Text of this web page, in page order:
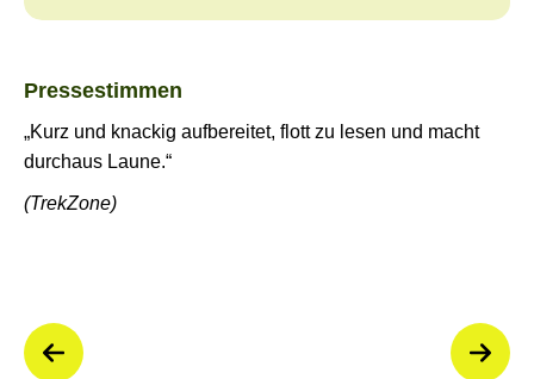
Pressestimmen
„Kurz und knackig aufbereitet, flott zu lesen und macht
durchaus Laune.“
(TrekZone)